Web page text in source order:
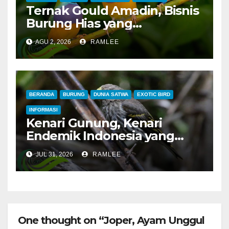
Ternak Gould Amadin, Bisnis
Burung Hias yang
Menguntungkan
AGU 2, 2026 RAMLEE
BERANDA BURUNG DUNIA SATWA EXOTIC BIRD
INFORMASI
Kenari Gunung, Kenari
Endemik Indonesia yang
Sangat Sulit Dipelihara
JUL 31, 2026 RAMLEE
One thought on “Joper, Ayam Unggul